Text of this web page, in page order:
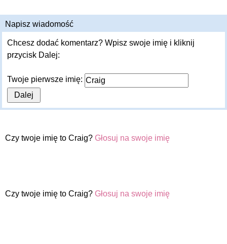
Napisz wiadomość
Chcesz dodać komentarz? Wpisz swoje imię i kliknij
przycisk Dalej:
Twoje pierwsze imię:
Czy twoje imię to Craig? Głosuj na swoje imię
Czy twoje imię to Craig? Głosuj na swoje imię